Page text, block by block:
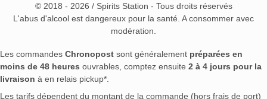
© 2018 - 2026 / Spirits Station - Tous droits réservés
L'abus d'alcool est dangereux pour la santé. A consommer avec
modération.
Les commandes Chronopost sont généralement préparées en
moins de 48 heures ouvrables, comptez ensuite 2 à 4 jours pour la
livraison à en relais pickup*.
Les tarifs dépendent du montant de la commande (hors frais de port)